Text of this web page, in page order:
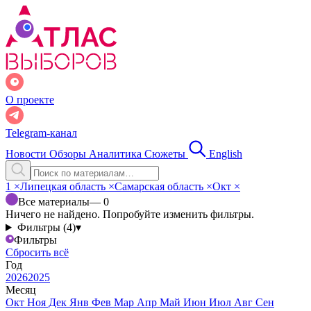
О проекте
Telegram-канал
Новости Обзоры Аналитика Сюжеты English
1 ×Липецкая область ×Самарская область ×Окт ×
Все материалы— 0
Ничего не найдено. Попробуйте изменить фильтры.
Фильтры (4)▾
Фильтры
Сбросить всё
Год
20262025
Месяц
Окт Ноя Дек Янв Фев Мар Апр Май Июн Июл Авг Сен